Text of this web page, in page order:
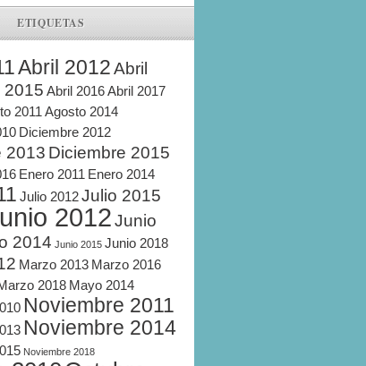
ETIQUETAS
Abril 2012Abril
2015 Abril 2016Abril 2017
2011 Agosto 2014
Diciembre 2012
2013 Diciembre 2015
Enero 2011 Enero 2014
Julio 2012Julio 2015
2012Junio
2014 Junio 2015 Junio 2018
Marzo 2013 Marzo 2016
2018 Mayo 2014
Noviembre 2011
Noviembre 2014
Noviembre 2018